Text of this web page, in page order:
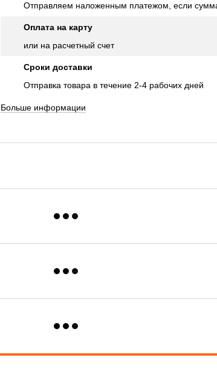
Отправляем наложенным платежом, если
Оплата на карту
или на расчетный счет
Сроки доставки
Отправка товара в течение 2-4 рабочих дней
Больше информации